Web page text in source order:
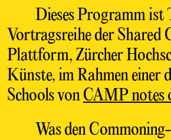
Dieses Programm ist
Vortragsreihe der Shared
Plattform, Zürcher
Künste, im Rahmen einer
Schools vonCAMP notes
Was den